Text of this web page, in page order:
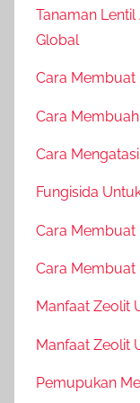
Tanaman
Global
Cara Membuat
Cara
Cara
Fungisida
Cara Membuat
Cara Membuat
Manfaat Zeolit
Manfaat Zeolit
Pemupukan